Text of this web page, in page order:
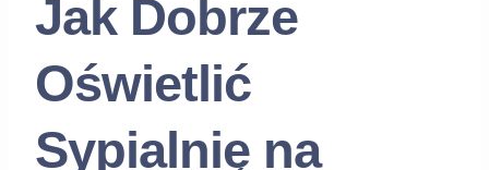
Jak Dobrze
Oświetlić
Sypialnię na